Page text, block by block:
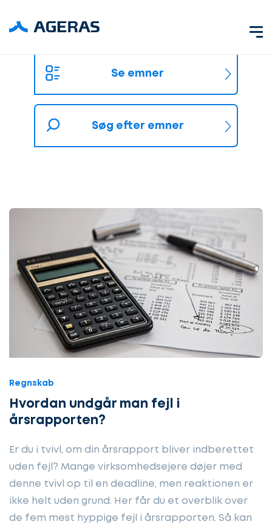
Se emner
Søg efter emner
Regnskab
Hvordan undgår man fejl i
årsrapporten?
Er du i tvivl, om din årsrapport bliver indberettet
uden fejl? Mange virksomhedsejere døjer med
denne tvivl op til en deadline, men reaktionen er
ikke helt uden grund. Her får du et overblik over
de fem mest hyppige fejl i årsrapporten. Så kan